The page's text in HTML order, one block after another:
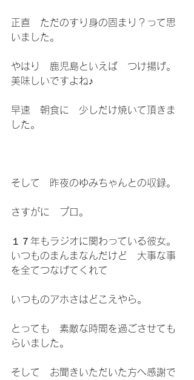
正直　ただのすり身の固まり？って思
いました。
やはり　鹿児島といえば　つけ揚げ。
美味しいですよね♪
早速　朝食に　少しだけ焼いて頂きま
した。
そして　昨夜のゆみちゃんとの収録。
さすがに　プロ。
１７年もラジオに関わっている彼女。
いつものまんまなんだけど　大事な事
を全てつなげてくれて
いつものアホさはどこえやら。
とっても　素敵な時間を過ごさせても
らいました。
そして　お聞きいただいた方へ感謝で